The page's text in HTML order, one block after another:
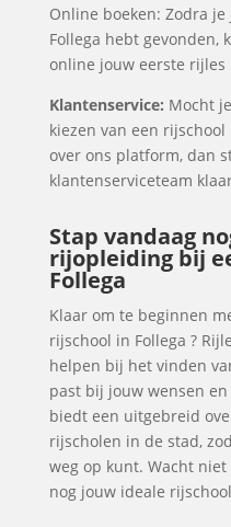
Online boeken: Zodra
Follega hebt gevonden,
online jouw eerste rijles
Klantenservice: Mocht
kiezen van een
over ons platform, dan
klantenserviceteam
Stap vandaag
rijopleiding bij
Follega
Klaar om te beginnen
rijschool in Follega ?
helpen bij het vinden
past bij jouw wensen
biedt een uitgebreid
rijscholen in de stad,
weg op kunt. Wacht
nog jouw ideale